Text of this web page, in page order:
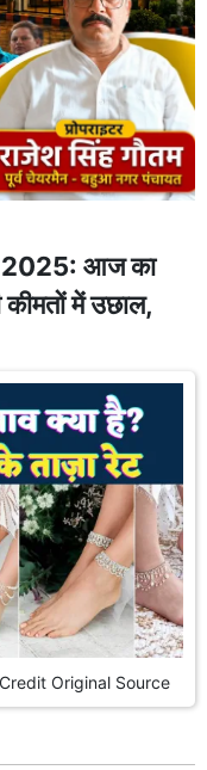
आज का
कीमतों में उछाल,
Credit Original Source